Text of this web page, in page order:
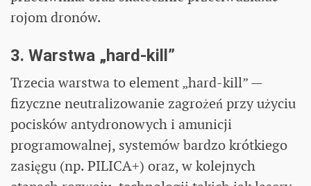
rojom dronów.
3. Warstwa „hard‑kill”
Trzecia warstwa to element „hard-kill” —
fizyczne neutralizowanie zagrożeń przy użyciu
pocisków antydronowych i amunicji
programowalnej, systemów bardzo krótkiego
zasięgu (np. PILICA+) oraz, w kolejnych